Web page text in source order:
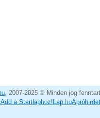
, 2007-2025 © Minden jog
Add a Startlaphoz! Lap.hu